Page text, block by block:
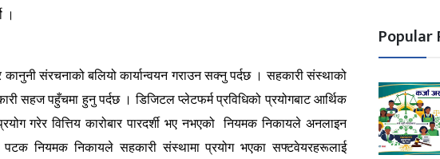
।
संरचनाको बलियो कार्यान्वयन गराउन सक्नु पर्दछ । सहकारी संस्थाको
सहज पहुँचमा हुनु पर्दछ । डिजिटलप्लेटफर्मप्रविधिको प्रयोगबाट आर्थिक
गरेर वित्तिय कारोबार पारदर्शी भए नभएकोनियमकनिकायले अनलाइन
पटकनियमक निकायलेसहकारी संस्थामा प्रयोग भएका सफ्टवेयरहरूलाई
Popular